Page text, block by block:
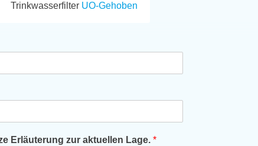
Trinkwasserfilter UO-Gehoben
Erläuterung zur aktuellen Lage.*